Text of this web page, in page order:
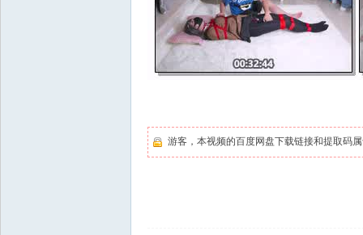
游客，本视频的百度网盘下载链接和提取码